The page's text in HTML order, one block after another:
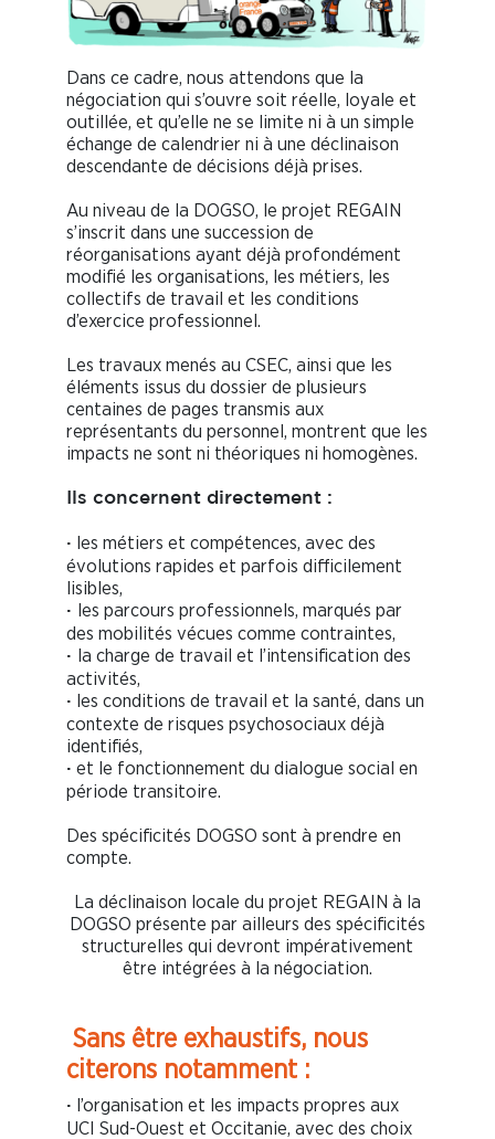
Dans ce cadre, nous attendons que la
négociation qui s’ouvre soit réelle, loyale et
outillée, et qu’elle ne se limite ni à un simple
échange de calendrier ni à une déclinaison
descendante de décisions déjà prises.
Au niveau de la DOGSO, le projet REGAIN
s’inscrit dans une succession de
réorganisations ayant déjà profondément
modifié les organisations, les métiers, les
collectifs de travail et les conditions
d’exercice professionnel.
Les travaux menés au CSEC, ainsi que les
éléments issus du dossier de plusieurs
centaines de pages transmis aux
représentants du personnel, montrent que les
impacts ne sont ni théoriques ni homogènes.
Ils concernent directement :
· les métiers et compétences, avec des
évolutions rapides et parfois difficilement
lisibles,
·
les parcours professionnels, marqués par
des mobilités vécues comme contraintes,
·
la charge de travail et l’intensification des
activités,
· les conditions de travail et la santé, dans un
contexte de risques psychosociaux déjà
identifiés,
· et le fonctionnement du dialogue social en
période transitoire.
Des spécificités DOGSO sont à prendre en
compte.
La déclinaison locale du projet REGAIN à la
DOGSO présente par ailleurs des spécificités
structurelles qui devront impérativement
être intégrées à la négociation.
Sans être exhaustifs, nous
citerons notamment :
· l’organisation et les impacts propres aux
UCI Sud-Ouest et Occitanie, avec des choix